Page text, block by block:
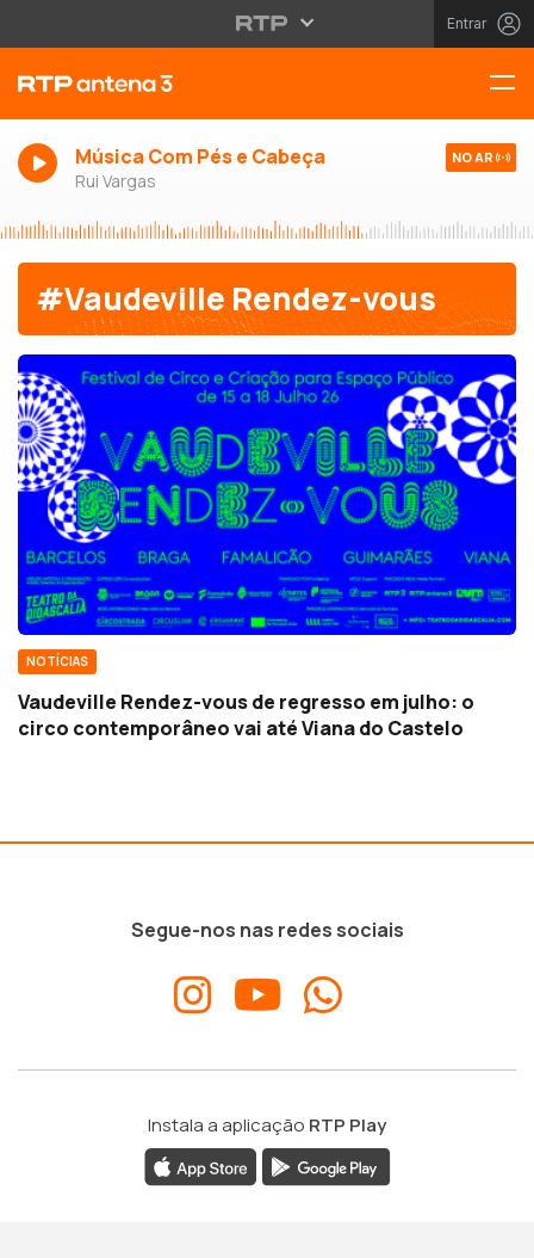
Entrar
Música Com Pés e Cabeça
Rui Vargas
NO AR
#Vaudeville Rendez-vous
NOTÍCIAS
Vaudeville Rendez-vous de regresso em julho: o
circo contemporâneo vai até Viana do Castelo
Segue-nos nas redes sociais
Instala a aplicação RTP Play